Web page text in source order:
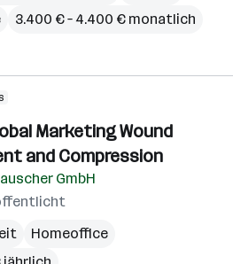
3.400 € – 4.400 € monatlich
Marketing Wound
and Compression
GmbH
Homeoffice